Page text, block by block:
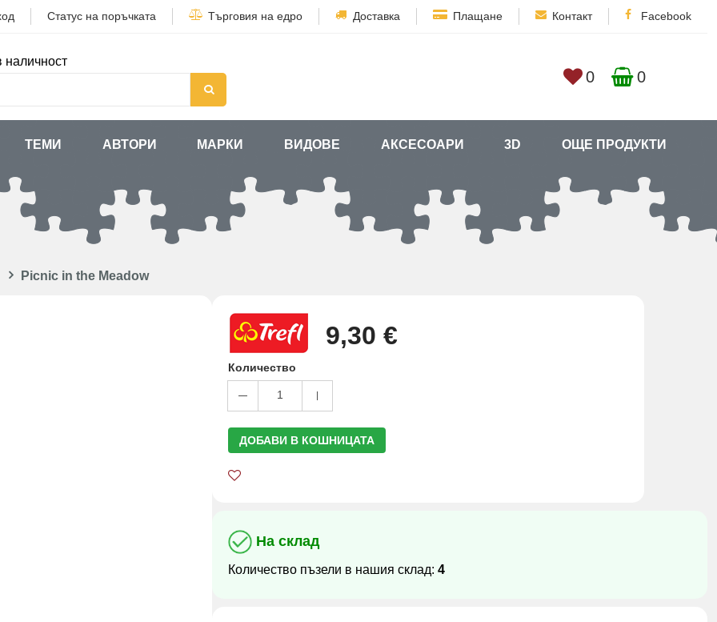
Статус на поръчката Търговия на едро Доставка Плащане Контакт Facebook
наличност
0 0
ТЕМИ АВТОРИ МАРКИ ВИДОВЕ АКСЕСОАРИ 3D ОЩЕ ПРОДУКТИ
Picnic in the Meadow
9,30 €
Количество
1
ДОБАВИ В КОШНИЦАТА
На склад
Количество пъзели в нашия склад: 4